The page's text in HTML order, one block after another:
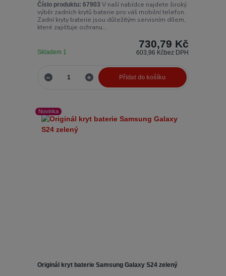
Číslo produktu: 67903 V naší nabídce najdete široký
výběr zadních krytů baterie pro váš mobilní telefon.
Zadní kryty baterie jsou důležitým servisním dílem,
které zajišťuje ochranu...
730,79 Kč
603,96 Kčbez DPH
Skladem 1
Přidat do košíku
Novinka
Originál kryt baterie Samsung Galaxy S24 zelený